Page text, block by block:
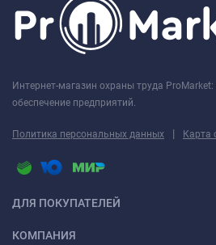
Интернет-магазин охраны труда
обеспечение предприятий.
Политика персональных данных | Карта
ДЛЯ ПОКУПАТЕЛЕЙ
КОМПАНИЯ